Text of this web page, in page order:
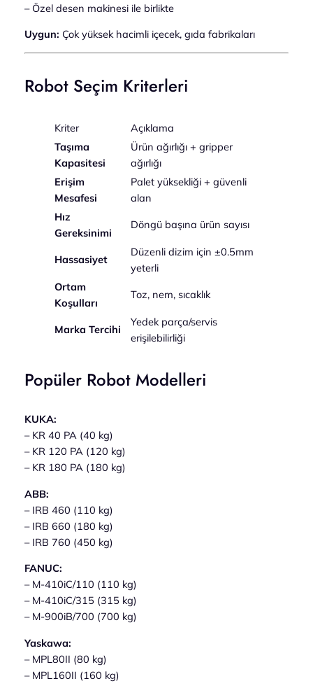
– Özel desen makinesi ile birlikte
Uygun: Çok yüksek hacimli içecek, gıda fabrikaları
Robot Seçim Kriterleri
Kriter
Açıklama
Taşıma
Kapasitesi
Ürün ağırlığı + gripper
ağırlığı
Erişim
Mesafesi
Palet yüksekliği + güvenli
alan
Hız
Gereksinimi
Döngü başına ürün sayısı
Hassasiyet
Düzenli dizim için ±0.5mm
yeterli
Ortam
Koşulları
Toz, nem, sıcaklık
Marka Tercihi
Yedek parça/servis
erişilebilirliği
Popüler Robot Modelleri
KUKA:
– KR 40 PA (40 kg)
– KR 120 PA (120 kg)
– KR 180 PA (180 kg)
ABB:
– IRB 460 (110 kg)
– IRB 660 (180 kg)
– IRB 760 (450 kg)
FANUC:
– M-410iC/110 (110 kg)
– M-410iC/315 (315 kg)
– M-900iB/700 (700 kg)
Yaskawa:
– MPL80II (80 kg)
– MPL160II (160 kg)